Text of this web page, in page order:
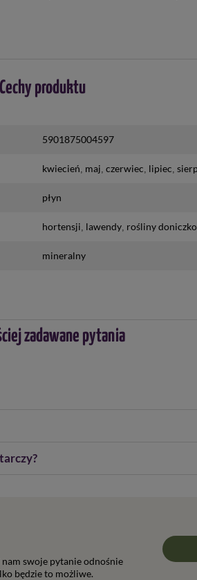
Cechy produktu
5901875004597
kwiecień maj czerwiec lipiec
płyn
hortensji lawendy rośliny
mineralny
zadawane pytania
swoje pytanie odnośnie
będzie to możliwe.